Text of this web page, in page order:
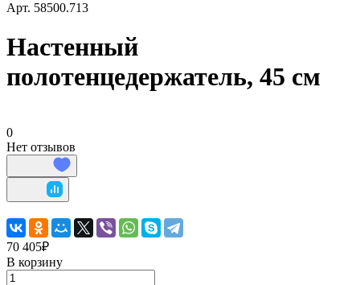
Арт. 58500.713
Настенный
полотенцедержатель, 45 см
0
Нет отзывов
70 405₽
В корзину